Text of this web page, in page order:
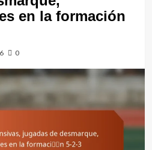
en la formación
0